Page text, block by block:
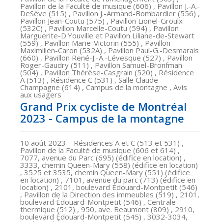
Pavillon de la Faculté de musique (606) , Pavillon J.-A.-
DeSève (515) , Pavillon J.-Armand-Bombardier (556) ,
Pavillon Jean-Coutu (575) , Pavillon Lionel-Groulx
(532C) , Pavillon Marcelle-Coutu (594) , Pavillon
Marguerite-D'Youville et Pavillon Liliane-de-Stewart
(559) , Pavillon Marie-Victorin (555) , Pavillon
Maximilien-Caron (532A) , Pavillon Paul-G.-Desmarais
(660) , Pavillon René-J.-A.-Lévesque (527) , Pavillon
Roger-Gaudry (511) , Pavillon Samuel-Bronfman
(504) , Pavillon Thérèse-Casgrain (520) , Résidence
A (513) , Résidence C (531) , Salle Claude-
Champagne (614) , Campus de la montagne , Avis
aux usagers
Grand Prix cycliste de Montréal
2023 - Campus de la montagne
10 août 2023 – Résidences A et C (513 et 531) ,
Pavillon de la Faculté de musique (606 et 614) ,
7077, avenue du Parc (695) (édifice en location) ,
3333, chemin Queen-Mary (558) (édifice en location)
, 3525 et 3535, chemin Queen-Mary (551) (édifice
en location) , 7101, avenue du parc (713) (édifice en
location) , 2101, boulevard Édouard-Montpetit (546)
, Pavillon de la Direction des immeubles (519) , 2101,
boulevard Édouard-Montpetit (546) , Centrale
thermique (512) , 950, ave. Beaumont (809) , 2910,
boulevard Édouard-Montpetit (545) , 3032-3034,